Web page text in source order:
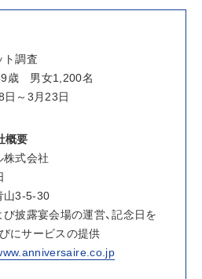
ト調査
歳　男女1,200名
日～3月23日
概要
株式会社
山3-5-30
披露宴会場の運営、記念日を
にサービスの提供